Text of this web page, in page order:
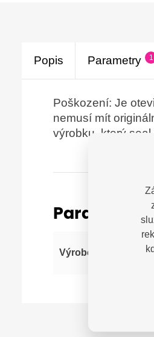
Popis Parametry 1
Poškození: Je
nemusí mít
výrobku, který seal
Parametry
Výrobce